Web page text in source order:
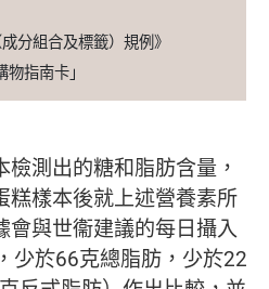
分組合及標籤）規例》
指南卡」
測出的糖和脂肪含量，
糕樣本後就上述營養素所
會與世衞建議的每日攝入
少於66克總脂肪，少於22